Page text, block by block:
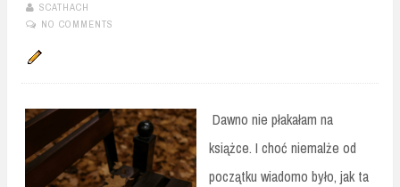
SCATHACH
NO COMMENTS
Dawno nie płakałam na
książce. I choć niemalże od
początku wiadomo było, jak ta